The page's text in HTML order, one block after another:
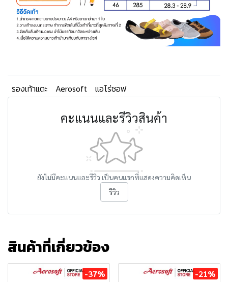
รองเท้าแตะ Aerosoft แอโร่ซอฟ
คะแนนและรีวิวสินค้า
ยังไม่มีคะแนนและรีวิว เป็นคนแรกที่แสดงความคิดเห็น
รีวิว
สินค้าที่เกี่ยวข้อง
-37% -21%